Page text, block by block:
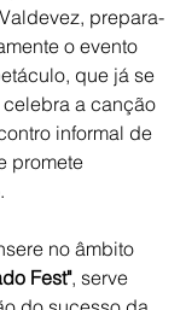
prepara-
o evento
que já se
a canção
informal de
promete
no âmbito
Fest", serve